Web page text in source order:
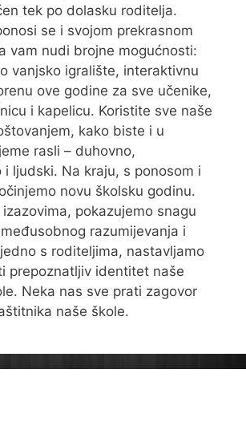
tek po dolasku roditelja.
se i svojom prekrasnom
vam nudi brojne mogućnosti:
vanjsko igralište, interaktivnu
ove godine za sve učenike,
i kapelicu. Koristite sve naše
kako biste i u
rasli – duhovno,
i ljudski. Na kraju, s ponosom i
novu školsku godinu.
pokazujemo snagu
razumijevanja i
s roditeljima, nastavljamo
prepoznatljiv identitet naše
Neka nas sve prati zagovor
naše škole.